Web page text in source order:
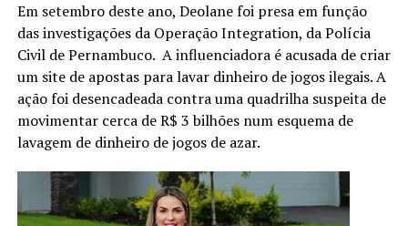
Em setembro deste ano, Deolane foi presa em função
das investigações da Operação Integration, da Polícia
Civil de Pernambuco. A influenciadora é acusada de criar
um site de apostas para lavar dinheiro de jogos ilegais. A
ação foi desencadeada contra uma quadrilha suspeita de
movimentar cerca de R$ 3 bilhões num esquema de
lavagem de dinheiro de jogos de azar.